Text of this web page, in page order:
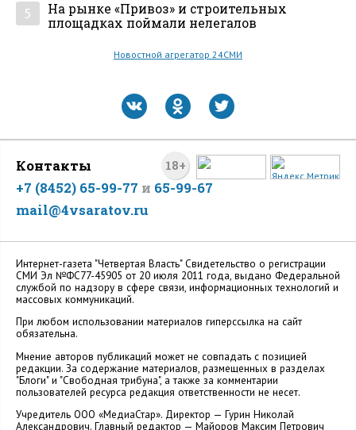
5
На рынке «Привоз» и строительных
площадках поймали нелегалов
Новостной агрегатор 24СМИ
18+
Контакты
+7 (8452) 65-99-77 и 65-99-67
mail@4vsaratov.ru
Интернет-газета "Четвертая Власть" Cвидетельство о регистрации
СМИ Эл №ФС77-45905 от 20 июля 2011 года, выдано Федеральной
службой по надзору в сфере связи, информационных технологий и
массовых коммуникаций.
При любом использовании материалов гиперссылка на сайт
обязательна.
Мнение авторов публикаций может не совпадать с позицией
редакции. За содержание материалов, размещенных в разделах
"Блоги" и "Свободная трибуна", а также за комментарии
пользователей ресурса редакция ответственности не несет.
Учредитель ООО «МедиаСтар». Директор — Гурин Николай
Александрович. Главный редактор — Майоров Максим Петрович